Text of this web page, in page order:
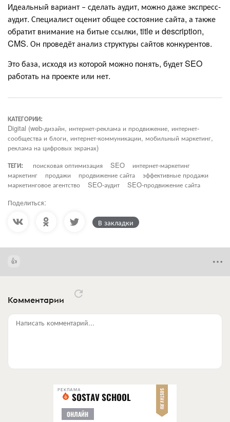
Идеальный вариант ‒ сделать аудит, можно даже экспресс-
аудит. Специалист оценит общее состояние сайта, а также
обратит внимание на битые ссылки, title и description,
CMS. Он проведёт анализ структуры сайтов конкурентов.
Это база, исходя из которой можно понять, будет SEO
работать на проекте или нет.
КАТЕГОРИИ:
Digital (web-дизайн, интернет-реклама и продвижение, интернет-
сообщества и блоги, интернет-коммуникации, мобильный маркетинг,
реклама на цифровых экранах)
ТЕГИ:
поисковая оптимизация SEO
интернет-маркетинг
маркетинг
продажи продвижение сайта
эффективные продажи
маркетинговое агентство
SEO-аудит SEO-продвижение сайта
Поделиться:
В закладки
Комментарии
Написать комментарий...
РЕКЛАМА